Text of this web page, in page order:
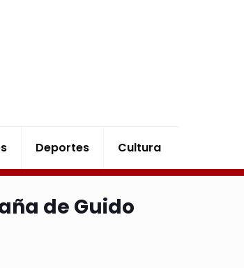
Deportes Cultura
de Guido